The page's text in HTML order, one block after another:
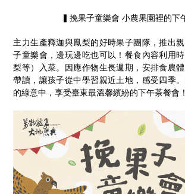
▍挽果子童樂會 小農果園裡的下
主力生產釋迦與鳳梨的好時果子團隊，推出
子童樂會，邊玩邊吃也可以！餐食內容利用
梨等）入菜。因應作物生長週期，安排食農
帶讀，讓孩子從中學習親近土地，感受四季
的綠意中，享受臺東最溫馨繽紛的下午茶餐會！